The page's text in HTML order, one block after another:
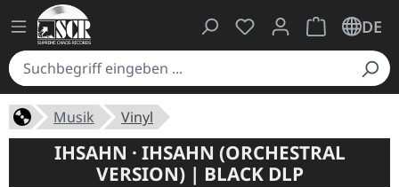
Du hast 0 Produkte
Warenkorb
DE
Musik Vinyl
IHSAHN · IHSAHN (ORCHESTRAL
VERSION) | BLACK DLP